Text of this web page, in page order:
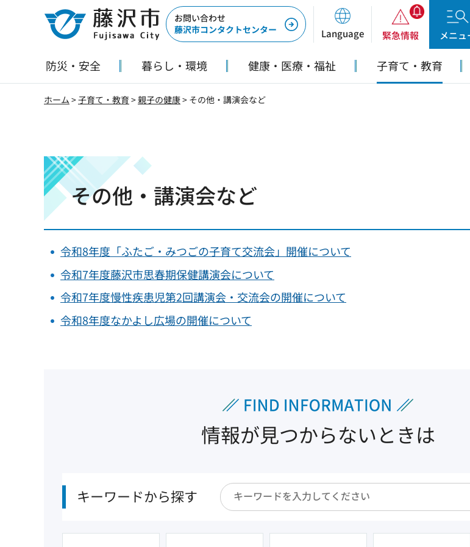
藤沢市
お問い合わせ
藤沢市コンタクトセンター
Language 緊急情報 メニュ
防災・安全 暮らし・環境 健康・医療・福祉 子育て・教育
ホーム >子育て・教育 >親子の健康> その他・講演会など
その他・講演会など
令和8年度「ふたご・みつごの子育て交流会」開催について
令和7年度藤沢市思春期保健講演会について
令和7年度慢性疾患児第2回講演会・交流会の開催について
令和8年度なかよし広場の開催について
情報が見つからないときは
キーワードから探す